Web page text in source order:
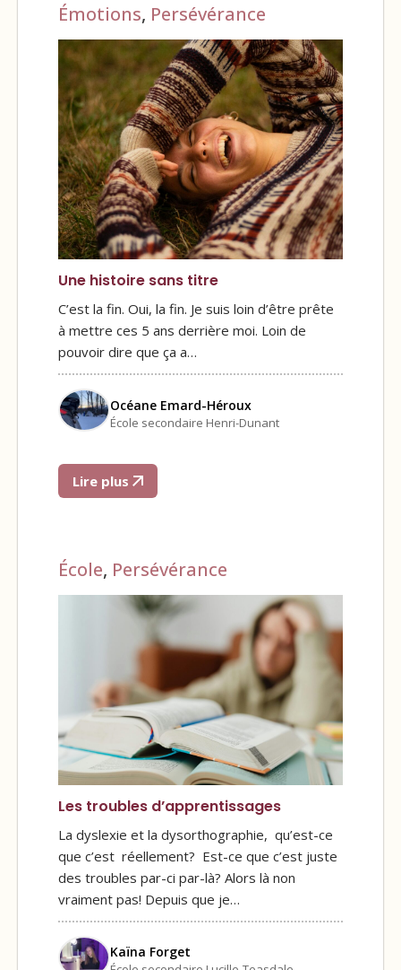
Émotions, Persévérance
Une histoire sans titre
C’est la fin. Oui, la fin. Je suis loin d’être prête
à mettre ces 5 ans derrière moi. Loin de
pouvoir dire que ça a…
Océane Emard-Héroux
École secondaire Henri-Dunant
Lire plus
École, Persévérance
Les troubles d’apprentissages
La dyslexie et la dysorthographie, qu’est-ce
que c’est réellement? Est-ce que c’est juste
des troubles par-ci par-là? Alors là non
vraiment pas! Depuis que je…
Kaïna Forget